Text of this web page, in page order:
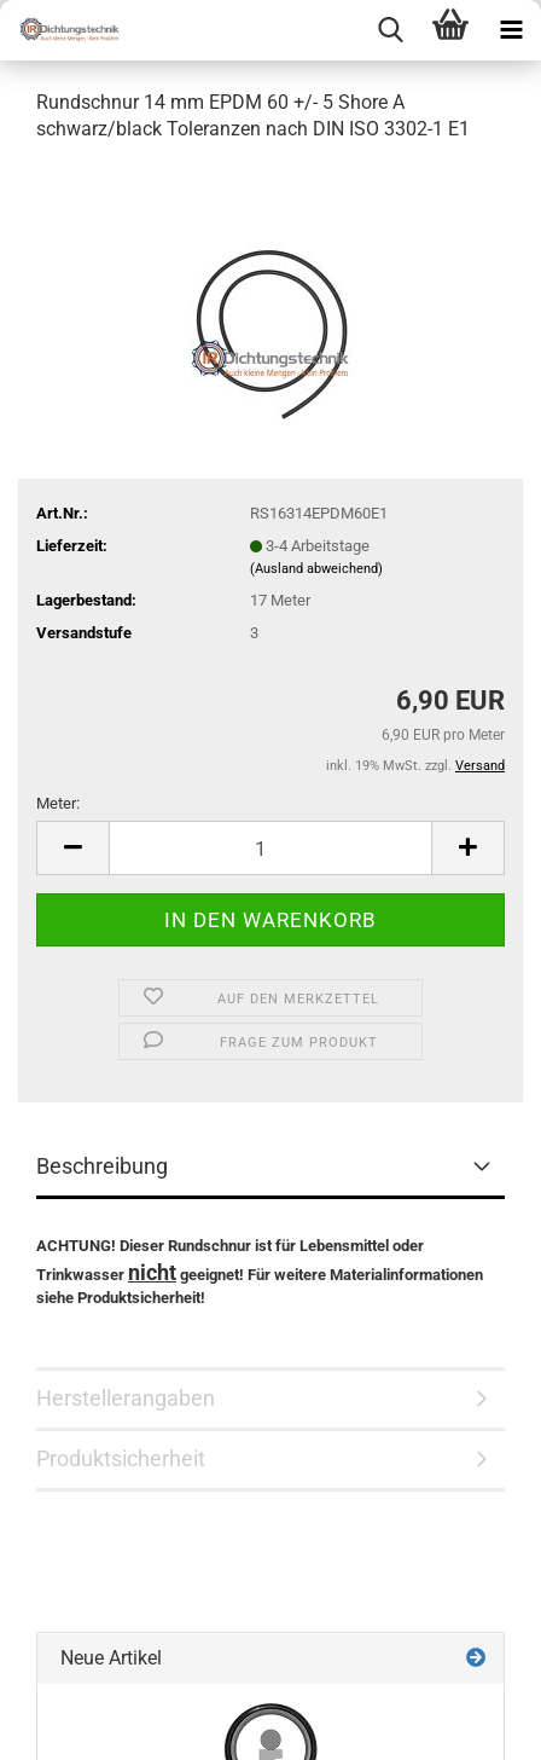
Rundschnur 14 mm EPDM 60 +/- 5 Shore A
schwarz/black Toleranzen nach DIN ISO 3302-1 E1
Art.Nr.:
RS16314EPDM60E1
Lieferzeit:
3-4 Arbeitstage
(Ausland abweichend)
Lagerbestand: 17 Meter
Versandstufe
3
6,90 EUR
6,90 EUR pro Meter
inkl. 19% MwSt. zzgl. Versand
Meter:
AUF DEN MERKZETTEL
FRAGE ZUM PRODUKT
Beschreibung
ACHTUNG! Dieser Rundschnur ist für Lebensmittel oder
Trinkwasser nicht geeignet! Für weitere Materialinformationen
siehe Produktsicherheit!
Herstellerangaben
Produktsicherheit
Neue Artikel